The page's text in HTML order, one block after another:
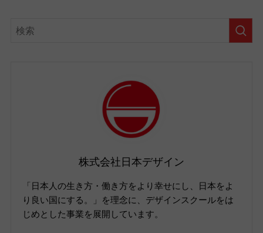
株式会社日本デザイン
「日本人の生き方・働き方をより幸せにし、日本をよ
り良い国にする。」を理念に、デザインスクールをは
じめとした事業を展開しています。